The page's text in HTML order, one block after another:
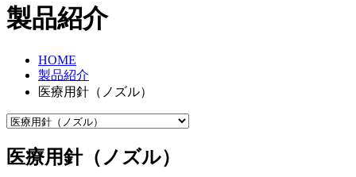
製品紹介
HOME
製品紹介
医療用針（ノズル）
医療用針（ノズル）